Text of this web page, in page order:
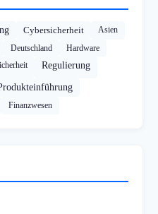
Cybersicherheit
Asien
Deutschland
Hardware
Regulierung
Finanzwesen